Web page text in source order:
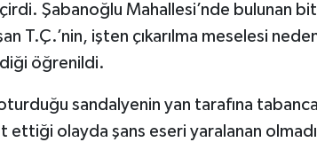
Şabanoğlu Mahallesi’nde bulunan
T.Ç.’nin, işten çıkarılma meselesi
öğrenildi.
sandalyenin yan tarafına
olayda şans eseri yaralanan